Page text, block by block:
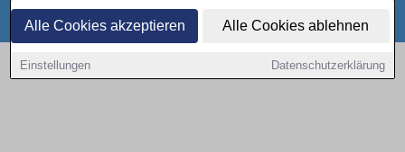
Alle Cookies akzeptieren Alle Cookies ablehnen
Einstellungen Datenschutzerklärung
Datenschutz Cookies
Copyright © 2000 - 2026 | 1A Infosysteme GmbH | Content by: 1a-sites-autos